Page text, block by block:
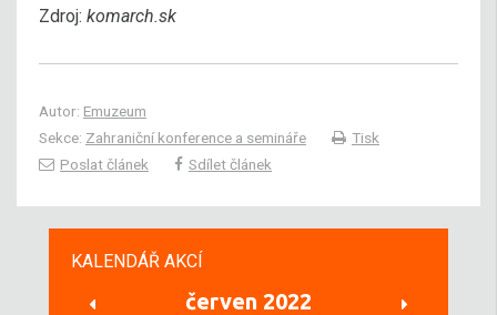
Zdroj: komarch.sk
Autor: Emuzeum
Sekce: Zahraniční konference a semináře
Tisk
Poslat článek
Sdílet článek
KALENDÁŘ AKCÍ
červen 2022